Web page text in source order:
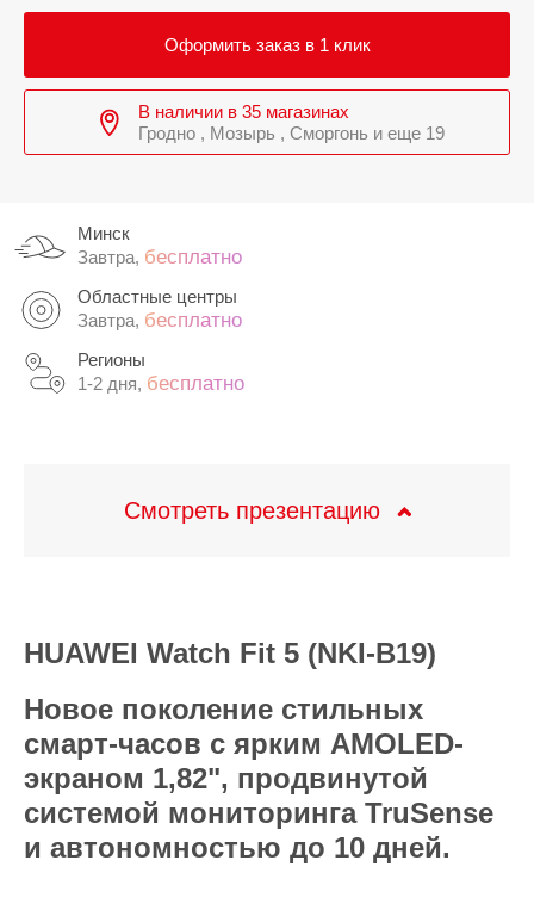
Оформить заказ в 1 клик
В наличии в 35 магазинах
Гродно , Мозырь , Сморгонь и еще 19
Минск
Завтра, бесплатно
Областные центры
Завтра, бесплатно
Регионы
1-2 дня, бесплатно
Смотреть презентацию
HUAWEI Watch Fit 5 (NKI-B19)
Новое поколение стильных
смарт-часов с ярким AMOLED-
экраном 1,82", продвинутой
системой мониторинга TruSense
и автономностью до 10 дней.